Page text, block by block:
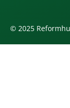
© 2025